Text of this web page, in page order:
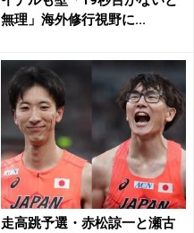
無理」海外修行視野に...
走高跳予選・赤松諒一と瀬古